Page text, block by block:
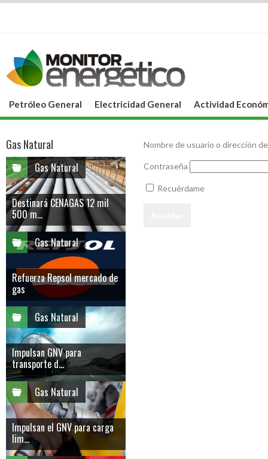
Petróleo General Electricidad General Actividad
Nombre de usuario o dirección
Contraseña
Recuérdame
Gas Natural
Gas Natural
Destinará CENAGAS 12 mil
500 m...
Gas Natural
Refuerza Repsol mercado de
gas
Gas Natural
Impulsan GNV para
transporte d...
Gas Natural
Impulsan el GNV para carga
lim...